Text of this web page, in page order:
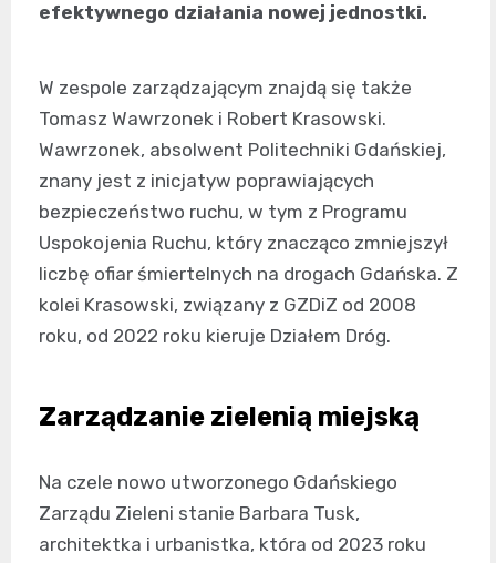
efektywnego działania nowej jednostki.
W zespole zarządzającym znajdą się także
Tomasz Wawrzonek i Robert Krasowski.
Wawrzonek, absolwent Politechniki Gdańskiej,
znany jest z inicjatyw poprawiających
bezpieczeństwo ruchu, w tym z Programu
Uspokojenia Ruchu, który znacząco zmniejszył
liczbę ofiar śmiertelnych na drogach Gdańska. Z
kolei Krasowski, związany z GZDiZ od 2008
roku, od 2022 roku kieruje Działem Dróg.
Zarządzanie zielenią miejską
Na czele nowo utworzonego Gdańskiego
Zarządu Zieleni stanie Barbara Tusk,
architektka i urbanistka, która od 2023 roku